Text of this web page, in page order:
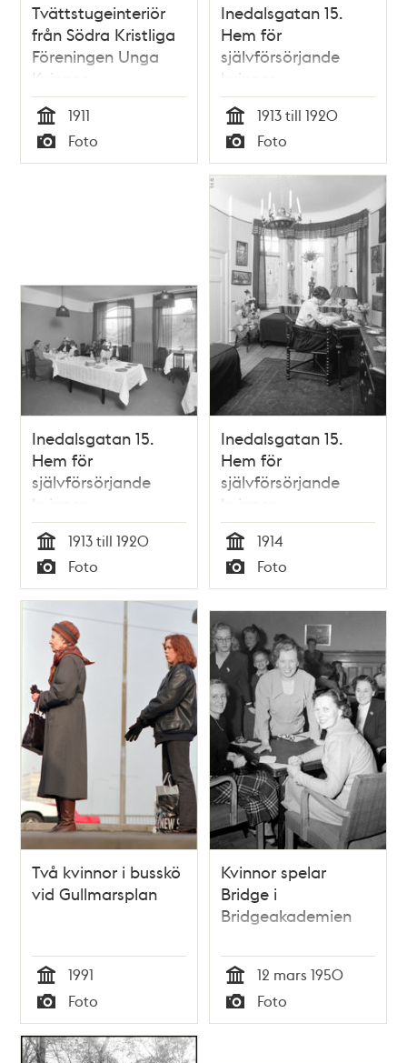
Tvättstugeinteriör
från Södra Kristliga
Föreningen Unga
Kvinnor,
förmodligen
Östgötagatan 24 B
Tid
1911
Typ
Foto
Inedalsgatan 15.
Hem för
självförsörjande
kvinnor
Tid
1913 till 1920
Typ
Foto
Inedalsgatan 15.
Hem för
självförsörjande
kvinnor
Tid
1913 till 1920
Typ
Foto
Inedalsgatan 15.
Hem för
självförsörjande
kvinnor
Tid
1914
Typ
Foto
Två kvinnor i busskö
vid Gullmarsplan
Tid
1991
Typ
Foto
Kvinnor spelar
Bridge i
Bridgeakademien
Tid
12 mars 1950
Typ
Foto